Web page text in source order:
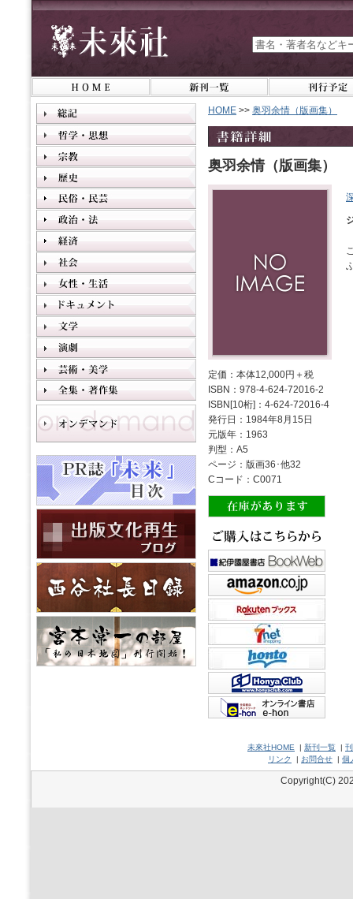
HOME >> 奥羽余情（版画集）
奥羽余情（版画集）
定価：本体12,000円＋税
ISBN：978-4-624-72016-2
ISBN[10桁]：4-624-72016-4
発行日：1984年8月15日
元版年：1963
判型：A5
ページ：版画36･他32
Cコード：C0071
未來社HOME | 新刊一覧 |
リンク
| お問合せ | 個
Copyright(C)